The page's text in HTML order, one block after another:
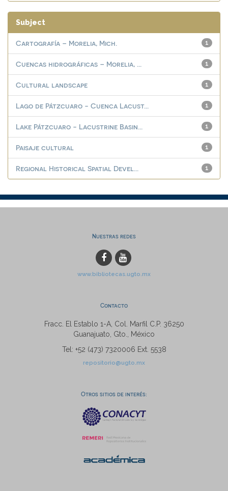
Subject
1
Cartografía – Morelia, Mich.
1
Cuencas hidrográficas – Morelia, ...
1
Cultural landscape
1
Lago de Pátzcuaro - Cuenca Lacust...
1
Lake Pátzcuaro - Lacustrine Basin...
1
Paisaje cultural
1
Regional Historical Spatial Devel...
Nuestras redes
www.bibliotecas.ugto.mx
Contacto
Fracc. El Establo 1-A, Col. Marfil C.P. 36250
Guanajuato, Gto., México
Tel: +52 (473) 7320006 Ext. 5538
repositorio@ugto.mx
Otros sitios de interés: